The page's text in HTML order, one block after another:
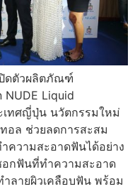
ปิดตัวผลิตภัณฑ์
Liquid
เทศญี่ปุ่น นวัตกรรมใหม่
อล ช่วยลดการสะสม
ความสะอาดฟันได้อย่าง
กฟันที่ทำความสะอาด
ลายผิวเคลือบฟัน พร้อม